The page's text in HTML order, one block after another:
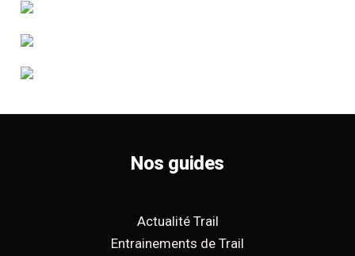
Nos guides
Actualité Trail
Entrainements de Trail